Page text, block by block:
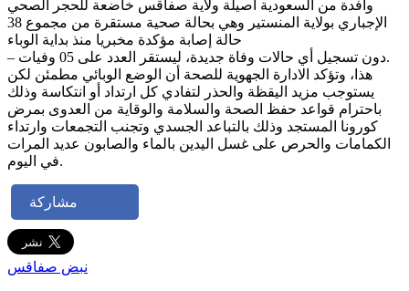
وافدة من السعودية أصيلة ولاية صفاقس خاضعة للحجر الصحي
الإجباري بولاية المنستير وهي بحالة صحية مستقرة من مجموع 38
حالة إصابة مؤكدة مخبريا منذ بداية الوباء
– دون تسجيل أي حالات وفاة جديدة، ليستقر العدد على 05 وفيات.
هذا، وتؤكد الادارة الجهوية للصحة أن الوضع الوبائي مطمئن لكن
يستوجب مزيد اليقظة والحذر لتفادي كل ارتداد أو انتكاسة وذلك
باحترام قواعد حفظ الصحة والسلامة والوقاية من العدوى بمرض
كورونا المستجد وذلك بالتباعد الجسدي وتجنب التجمعات وارتداء
الكمامات والحرص على غسل اليدين بالماء والصابون عديد المرات
في اليوم.
مشاركة
نبض صفاقس